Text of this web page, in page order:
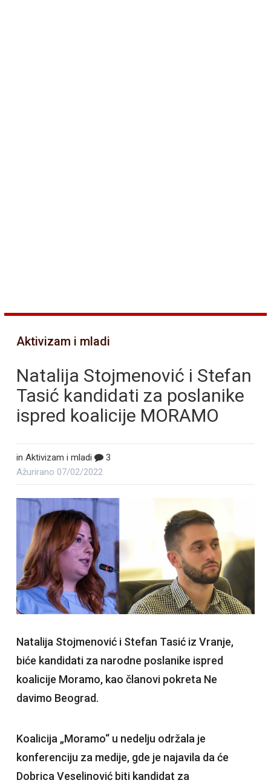
Aktivizam i mladi
Natalija Stojmenović i Stefan
Tasić kandidati za poslanike
ispred koalicije MORAMO
in Aktivizam i mladi
3
Ažurirano 07/02/2022
Natalija Stojmenović i Stefan Tasić iz Vranje,
biće kandidati za narodne poslanike ispred
koalicije Moramo, kao članovi pokreta Ne
davimo Beograd.
Koalicija „Moramo“ u nedelju održala je
konferenciju za medije, gde je najavila da će
Dobrica Veselinović biti kandidat za